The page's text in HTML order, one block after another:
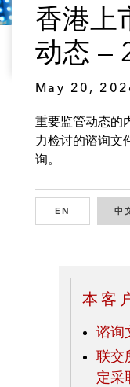
香港上
动态 —
May 20,
重要监管动态的
力检讨的谘询文
询。
EN ENGLISH中
本客
谘询
联交
定采